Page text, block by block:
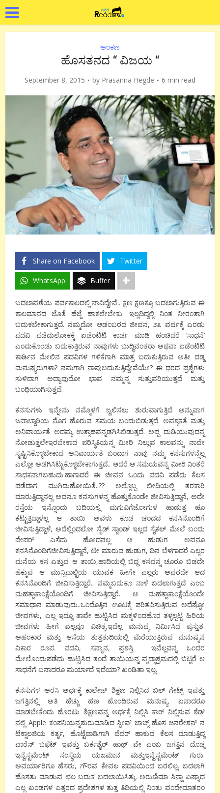
ಅಂಕಣ
ಹೊಸತನದ “ ವಿಜಯ “
September 8, 2015 by Prasanna Hegde 6 min read
Share on Facebook Twitter
WhatsApp Buffer
ಬದಲಾವಣೆಯ ಪರ್ವಕಾಲದಲ್ಲಿ ನಾವಿದ್ದೇವೆ.. ಕ್ಷಣ ಕ್ಷಣಕ್ಕೂ ಬದಲಾಗುತ್ತಿರುವ ಈ
ಕಾಲಮಾನದ ಜೊತೆ ಹೆಜ್ಜೆ ಹಾಕಲೇಬೇಕು. ಇಲ್ಲದಿದ್ದಲ್ಲಿ ನಿಂತ ನೀರಂತಾಗಿ
ಬದುಕಬೇಕಾಗುತ್ತದೆ. ನಮ್ಮದೋ ಆಡಂಬರದ ಜೀವನ, ೨೩ ವರ್ಷಕ್ಕೆ ಎರಡು
ಪದವಿ ಪಡೆದುಲೋಕಕ್ಕೆ ಐಡೆಂಟಿಟಿ ಕಾರ್ಡ ಮಾಡಿ ಹಂಚಿದರೆ ‘ಸಾಧನೆ’
ಎಂದುಕೊಂಡು ಬದುಕುತ್ತಿರುವ ನಾವುಗಳು ಬುದ್ಧಿವಂತರಾ ಅಥವಾ ಐಡೆಂಟಿಟಿ
ಕಾರ್ಡಿನ ಮೇಲಿನ ಪದವಿಗಳ ಗಳಿಕೆಗಾಗಿ ಮಾತ್ರ ಬದುಕುತ್ತಿರುವ ಅತೀ ದಡ್ಡ
ಮನುಷ್ಯರುಗಳಾ? ನಮಗಾಗಿ ನಾವುಬದುಕುತ್ತಿದ್ದೇವೆಯೇ? ಈ ಥರದ ಪ್ರಶ್ನೆಗಳು
ಸುಳಿದಾಗ ಅದ್ಯಾವುದೋ ಭಾವ ನಮ್ಮನ್ನ ಸುತ್ತುವರಿಯುತ್ತದೆ ಮತ್ತು
ಬಂಧಿಯಾಗಿಸುತ್ತದೆ.
ಕನಸುಗಳು ಇನ್ನೇನು ನಮ್ಮೊಳಗೆ ಜ್ವಲಿಸಲು ಶುರುವಾಗುತ್ತಿದೆ ಅನ್ನುವಾಗ
ಜವಾಬ್ದಾರಿಯ ನೊಗ ಹೊರುವ ಸಮಯ ಬಂದುಬಿಡುತ್ತದೆ. ಅವಶ್ಯಕತೆ ಮತ್ತು
ಅನಿವಾರ್ಯತೆ ಅದಮ್ಯ ಉತ್ಸಾಹವನ್ನಡಗಿಸಿಬಿಡುತ್ತದೆ. ಅಪ್ಪ ದುಡಿಯುವುದನ್ನ
ನೋಡುತ್ತಲೇಇರಬೇಕಾದ ಪರಿಸ್ಥಿತಿಯನ್ನ ಮೀರಿ ನಿಲ್ಲುವ ಕಾಲವನ್ನು ನಾವೇ
ಸೃಷ್ಟಿಸಿಕೊಳ್ಳಬೇಕಾದ ಅನಿವಾರ್ಯತೆ ಬಂದಾಗ ನಾವು ನಮ್ಮ ಕನಸುಗಳನ್ನೆಲ್ಲ
ಎಲ್ಲೋ ಅಡಗಿಸಿಟ್ಟುಕೊಳ್ಳಬೇಕಾಗುತ್ತದೆ.. ಆದರೆ ಆ ಸಮಯವನ್ನ ಮೀರಿ ನಿಂತರೆ
ಸಾಧಕನಾಗಬಹುದು.ಹಾಗಾದರೆ ಈ ಜೀವನ ಒಂದು ಪದವಿ ಪಡೆದು ಕೆಲಸ
ಪಡೆದಾಗ ಮುಗಿದುಹೋಯಿತೆ..?? ಅಲ್ಲೊಬ್ಬ ಬೀದಿಯಲ್ಲಿ ತರಕಾರಿ
ಮಾರುತ್ತಿದ್ದಾನಲ್ಲ ಅವನೂ ಕನಸುಗಳನ್ನ ಹೊತ್ತುಕೊಂಡೇ ಜೀವಿಸುತ್ತಿದ್ದಾನೆ, ಅದೇ
ರಸ್ತೆಯ ಇನ್ನೊಂದು ಬದಿಯಲ್ಲಿ ಮಗುವಿಗೆಜೋಗುಳ ಹಾಡುತ್ತ ಹೂ
ಕಟ್ಟುತ್ತಿದ್ದಾಳಲ್ಲ ಆ ತಾಯಿ ಅವಳು ಕೂಡ ಚಂದದ ಕನಸಿನೊಂದಿಗೆ
ಜೀವಿಸುತ್ತಿದ್ದಾಳೆ, ಅದೆಲ್ಲಿಂದಲೋ ಸೈಡ್ ಸ್ಟಾಂಡ್ ಇಲ್ಲದ ಸೈಕಲ್ ಮೇಲೆ ಬಂದು
ಪೇಪರ್ ಎಸೆದು ಹೋದನಲ್ಲ ಆ ಹುಡುಗ ಅವನೂ
ಕನಸಿನೊಂದಿಗೆಜೀವಿಸುತ್ತಿದ್ದಾನೆ, ಟೀ ಮಾರುವ ಹುಡುಗ, ದಿನ ಬೆಳಗಾದರೆ ಎಲ್ಲರ
ಮನೆಯ ಕಸ ಎತ್ತುವ ಆ ತಾಯಿ,ಹಾದಿಯಲ್ಲಿ ಬಿದ್ದ ಕಸವನ್ನ ಚೂರೂ ಬಿಡದೇ
ಹೆಕ್ಕುವ ಆ ಮುನ್ಸಿಪಾಲ್ಟಿಯ ಯುವಕ ಹೀಗೇ ಎಲ್ಲರು ಅವರದೇ ಆದ
ಕನಸಿನೊಂದಿಗೆ ಜೀವಿಸುತ್ತಿದ್ದಾರೆ.. ನಮ್ಮಬದುಕೂ ನಾಳೆ ಬದಲಾಗುತ್ತದೆ ಎಂಬ
ಮಹತ್ವಾಕಾಂಕ್ಷೆಯೊಂದಿಗೆ ಜೀವಿಸುತ್ತಿದ್ದಾರೆ.. ಆ ಮಹತ್ವಾಕಾಂಕ್ಷೆಯೊಂದೇ
ಸಮಾಧಾನ ಮಾಡುವುದು..ಒಂದೊತ್ತಿನ ಊಟಕ್ಕೆ ಪರಿತಪಿಸುತ್ತಿರುವ ಅದೆಷ್ಟೋ
ಜೀವಗಳು, ಎಲ್ಲ ಇದ್ದೂ ತಾವೇ ಹುಟ್ಟಿಸಿದ ಮಕ್ಕಳಿಂದಹೊರ ತಳ್ಳಲ್ಪಟ್ಟ ಹಿರಿಯ
ಜೀವಗಳು ಹೀಗೆ ಎಲ್ಲವೂ ವಿಚಿತ್ರ.ಇದೆಲ್ಲ ಮನುಷ್ಯ ನಿರ್ಮಿಸಿದ ಪ್ರಸ್ತುತ.
ಅಹಂಕಾರ ಮತ್ತು ಆಸೆಯ ತುತ್ತತುದಿಯಲ್ಲಿ ಮೆರೆಯುತ್ತಿರುವ ಮನುಷ್ಯನ
ವಿಕಾರ ರೂಪ. ಪದವಿ, ಸನ್ಮಾನ, ಪ್ರಶಸ್ತಿ ಇವೆಲ್ಲವನ್ನ ಒಂದರ
ಮೇಲೊಂದುಪಡೆದು ಹುಟ್ಟಿಸಿದ ತಂದೆ ತಾಯಿಯನ್ನ ವೃದ್ಧಾಶ್ರಮದಲ್ಲಿ ಬಿಟ್ಟರೆ ಆ
ಸಾಧನೆಗೆ ಏನಾದರೂ ಮರ್ಯಾದೆ ಇದೆಯಾ? ಖಂಡಿತಾ ಇಲ್ಲ.
ಕನಸುಗಳ ಅರಸಿ ಅರ್ಧಕ್ಕೆ ಕಾಲೇಜ್ ಶಿಕ್ಷಣ ನಿಲ್ಲಿಸಿದ ಬಿಲ್ ಗೇಟ್ಸ್ ಇವತ್ತು
ಜಗತ್ತಿನಲ್ಲಿ ಅತಿ ಹೆಚ್ಚು ಹಣ ಹೊಂದಿರುವ ಮನುಷ್ಯ. ಏನಾದರೂ
ಮಾಡಬೇಕೆಂದು ಹೊರಟು ಶಿಕ್ಷಣವನ್ನ ಅರ್ಧಕ್ಕೆ ನಿಲ್ಲಿಸಿ ಕಾರ್ ನಿಲ್ಲಿಸುವ ಶೆಡ್
ನಲ್ಲಿ Apple ಕಂಪನಿಯನ್ನಶುರುಮಾಡಿದ ಸ್ಟೀವ್ ಜಾಬ್ಸ್ ಹೊಸ ಜನರೇಶನ್ ನ
ಟೆಕ್ನಾಲಜಿಯ ಕರ್ತೃ, ಹೊಟ್ಟೆಪಾಡಿಗಾಗಿ ಪೆಪರ್ ಹಾಕುವ ಕೆಲಸ ಮಾಡುತ್ತಿದ್ದ
ವಾರೆನ್ ಬಫೆಟ್ ಇವತ್ತು ಬರ್ಕಶೈರ್ ಹಾಥ್ ವೇ ಎಂಬ ಜಗತ್ತಿನ ದೊಡ್ಡ
ಇನ್ವೆಸ್ಟಮೆಂಟ್ ಸಂಸ್ಥೆಯ ಯಜಮಾನ ಮತ್ತುಇನ್ವೆಸ್ಟಮೆಂಟ್ ಗುರು.
ಅವರ್ಯಾರಿಗೂ ಹೆಸರು, ಗೌರವ ಕೇವಲ ಪದವಿಯಿಂದ ಬರಲಿಲ್ಲ. ಬದಲಾಗಿ
ಹೊಸತು ಮಾಡುವ ಛಲ ಬದುಕ ಬದಲಾಯಿಸಿತ್ತು. ಅರುಣಿಮಾ ಸಿನ್ಹಾ ಏಷ್ಯಾದ
ಎಲ್ಲ ಖಂಡಗಳ ಎತ್ತರದ ಪ್ರದೇಶಗಳ ತುತ್ತ ತಿದಿಯಲ್ಲಿ ನಿಂತು ವಂದೇಮಾತರಂ